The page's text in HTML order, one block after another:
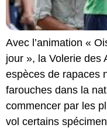
Avec l’animation «
jour », la Volerie des
espèces de rapaces
farouches dans la
commencer par les
vol certains